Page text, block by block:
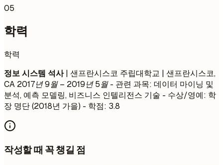
05
학력
학력
정보 시스템 석사| 샌프란시스코 주립대학교 | 샌프란시스코,
CA 2017년 9월 – 2019년 5월- 관련 과목: 데이터 마이닝 및
분석, 예측 모델링, 비즈니스 인텔리전스 기술 - 수상/영예: 학
장 명단 (2018년 가을) - 학점: 3.8
작성할 때 꼭 챙길 점